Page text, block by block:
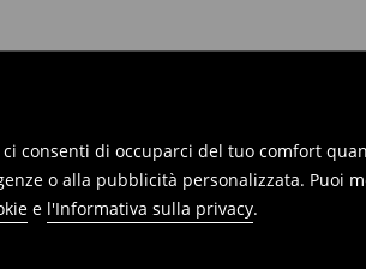
consenti di occuparci del tuo comfort
o alla pubblicità personalizzata. Puoi
e l'Informativa sulla privacy.